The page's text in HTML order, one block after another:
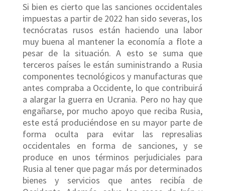
Si bien es cierto que las sanciones occidentales
impuestas a partir de 2022 han sido severas, los
tecnócratas rusos están haciendo una labor
muy buena al mantener la economía a flote a
pesar de la situación. A esto se suma que
terceros países le están suministrando a Rusia
componentes tecnológicos y manufacturas que
antes compraba a Occidente, lo que contribuirá
a alargar la guerra en Ucrania. Pero no hay que
engañarse, por mucho apoyo que reciba Rusia,
este está produciéndose en su mayor parte de
forma oculta para evitar las represalias
occidentales en forma de sanciones, y se
produce en unos términos perjudiciales para
Rusia al tener que pagar más por determinados
bienes y servicios que antes recibía de